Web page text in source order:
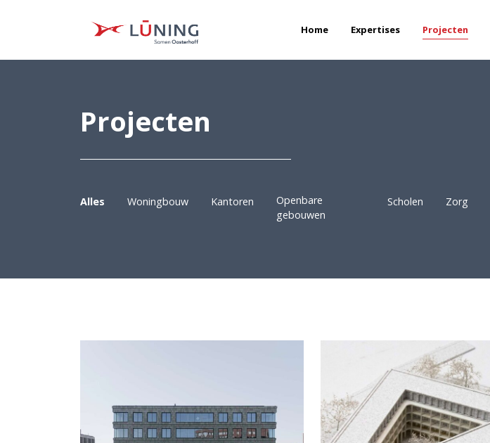
Home Expertises Projecten
Projecten
Alles Kantoren
Openbare
gebouwen
Scholen
Woningbouw Zorg